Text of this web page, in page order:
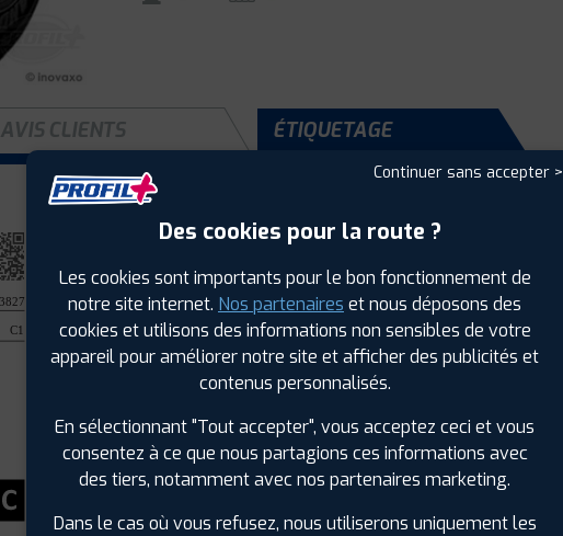
AVIS CLIENTS ÉTIQUETAGE
Été
Largeur :265
Hauteur :60
Diamètre :18
Charge :110
Bruit de roulement externe : 72
Résistance au roulement :
Adhérence sur sol mouillé : C
Code EAN :
Continuer sans accepter >
Des cookies pour la route ?
Les cookies sont importants pour le bon fonctionnement de
notre site internet. Nos partenaires et nous déposons des
cookies et utilisons des informations non sensibles de votre
appareil pour améliorer notre site et afficher des publicités et
contenus personnalisés.
En sélectionnant "Tout accepter", vous acceptez ceci et vous
consentez à ce que nous partagions ces informations avec
des tiers, notamment avec nos partenaires marketing.
Dans le cas où vous refusez, nous utiliserons uniquement les